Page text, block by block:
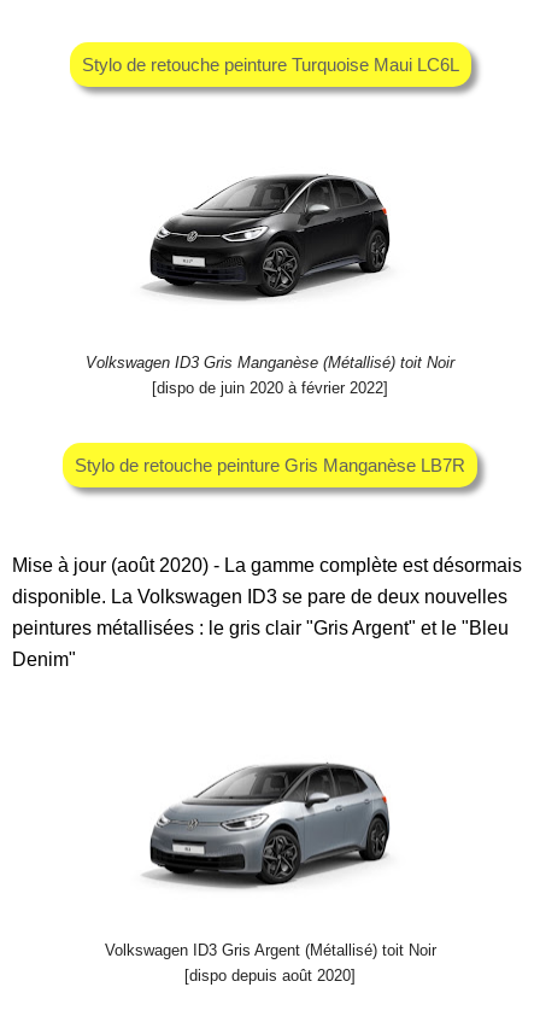
Stylo de retouche peinture Turquoise Maui LC6L
Volkswagen ID3 Gris Manganèse (Métallisé) toit Noir
[dispo de juin 2020 à février 2022]
Stylo de retouche peinture Gris Manganèse LB7R
Mise à jour (août 2020) - La gamme complète est désormais
disponible. La Volkswagen ID3 se pare de deux nouvelles
peintures métallisées : le gris clair "Gris Argent" et le "Bleu
Denim"
Volkswagen ID3 Gris Argent (Métallisé) toit Noir
[dispo depuis août 2020]